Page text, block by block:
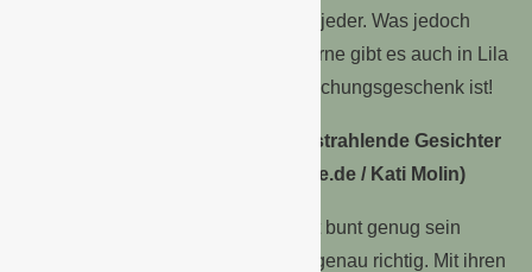
Weiß oder zartem Creme kennt sie jeder. Was jedoch
kaum jemand weiß: Weihnachtssterne gibt es auch in Lila
und Rosé – wenn das kein Überraschungsgeschenk ist!
Mit farbenfrohen Hyazinthen für strahlende Gesichter
1000gutegruende.de / Kati Molin)
Wem es rund um die Festtage nicht bunt genug sein
kann, der liegt mit einer Hyazinthe genau richtig. Mit ihren